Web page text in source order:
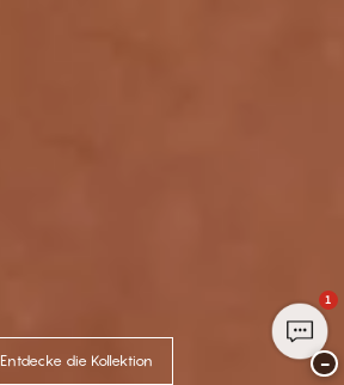
Entdecke die Kollektion
1
−